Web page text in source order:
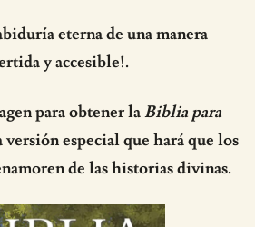
eterna de una manera
y accesible!.
para obtener laBiblia para
versión especial que hará que los
de las historias divinas.